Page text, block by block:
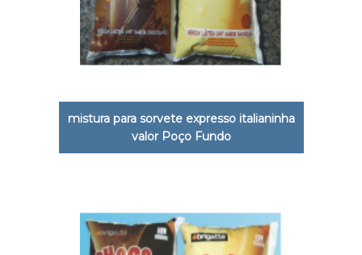
mistura para sorvete expresso italianinha
valor Poço Fundo